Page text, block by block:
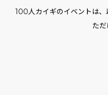
100人カイギのイベントは
ただ